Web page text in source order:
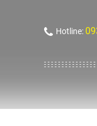
Hotline: